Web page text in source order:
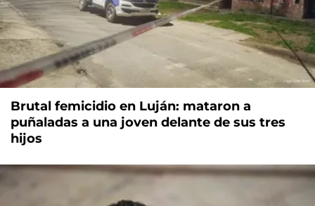
Brutal femicidio en Luján: mataron a
puñaladas a una joven delante de sus tres
hijos